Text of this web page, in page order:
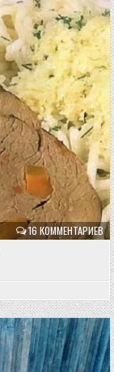
16 КОММЕНТАРИЕВ